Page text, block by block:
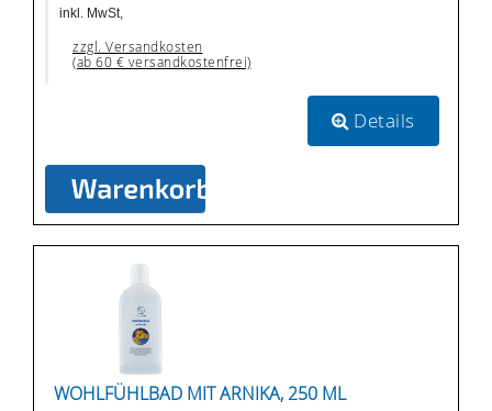
inkl. MwSt,
zzgl. Versandkosten
(ab 60 € versandkostenfrei)
Details
WOHLFÜHLBAD MIT ARNIKA, 250 ML